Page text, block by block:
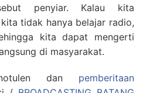
penyiar. Kalau kita
tidak hanya belajar radio,
kita dapat mengerti
di masyarakat.
dan pemberitaan